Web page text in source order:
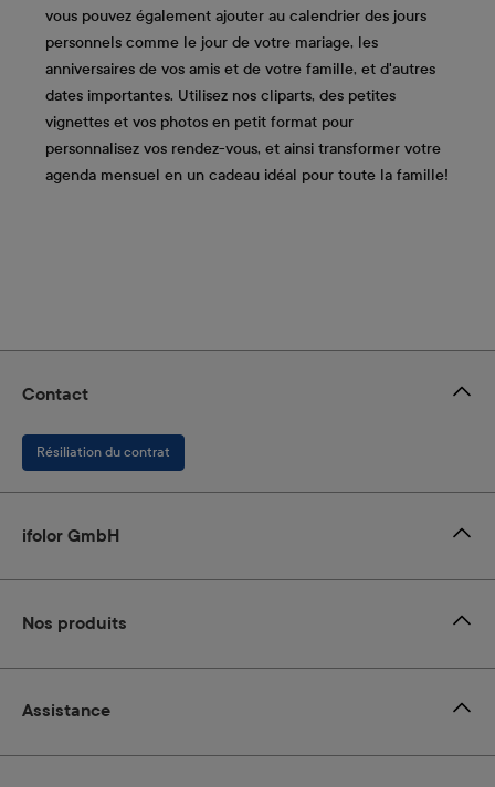
vous pouvez également ajouter au calendrier des jours
personnels comme le jour de votre mariage, les
anniversaires de vos amis et de votre famille, et d'autres
dates importantes. Utilisez nos cliparts, des petites
vignettes et vos photos en petit format pour
personnalisez vos rendez-vous, et ainsi transformer votre
agenda mensuel en un cadeau idéal pour toute la famille!
Contact
Résiliation du contrat
ifolor GmbH
Nos produits
Assistance